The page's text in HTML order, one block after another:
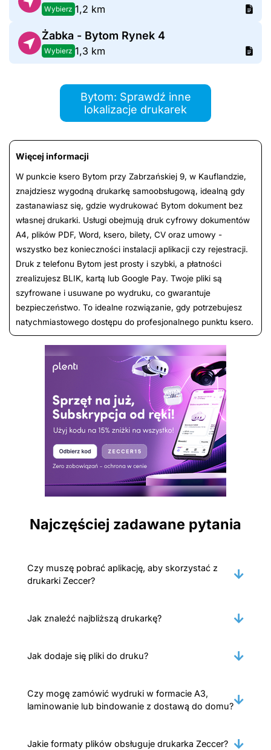
Wybierz 1,2 km
Żabka - Bytom Rynek 4
Wybierz 1,3 km
Bytom: Sprawdź inne
lokalizacje drukarek
Więcej informacji
W punkcie ksero Bytom przy Zabrzańskiej 9, w Kauflandzie,
znajdziesz wygodną drukarkę samoobsługową, idealną gdy
zastanawiasz się, gdzie wydrukować Bytom dokument bez
własnej drukarki. Usługi obejmują druk cyfrowy dokumentów
A4, plików PDF, Word, ksero, bilety, CV oraz umowy -
wszystko bez konieczności instalacji aplikacji czy rejestracji.
Druk z telefonu Bytom jest prosty i szybki, a płatności
zrealizujesz BLIK, kartą lub Google Pay. Twoje pliki są
szyfrowane i usuwane po wydruku, co gwarantuje
bezpieczeństwo. To idealne rozwiązanie, gdy potrzebujesz
natychmiastowego dostępu do profesjonalnego punktu ksero.
Najczęściej zadawane pytania
Czy muszę pobrać aplikację, aby skorzystać z
drukarki Zeccer?
Jak znaleźć najbliższą drukarkę?
Jak dodaje się pliki do druku?
Czy mogę zamówić wydruki w formacie A3,
laminowanie lub bindowanie z dostawą do domu?
Jakie formaty plików obsługuje drukarka Zeccer?